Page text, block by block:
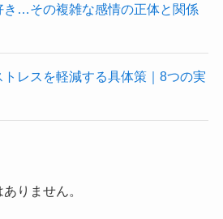
き…その複雑な感情の正体と関係
レスを軽減する具体策｜8つの実
りません。